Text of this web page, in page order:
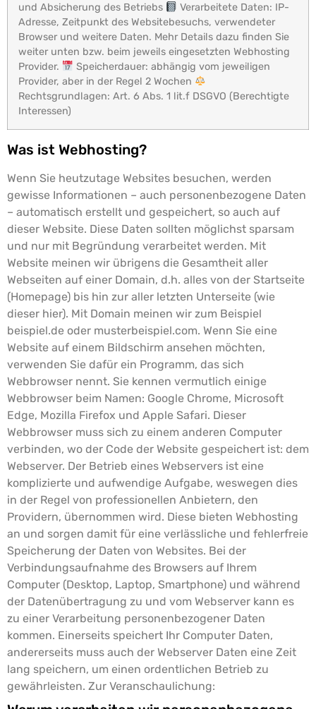
und Absicherung des Betriebs
Verarbeitete Daten: IP-
Adresse, Zeitpunkt des Websitebesuchs, verwendeter
Browser und weitere Daten. Mehr Details dazu finden Sie
weiter unten bzw. beim jeweils eingesetzten Webhosting
Provider.
Speicherdauer: abhängig vom jeweiligen
Provider, aber in der Regel 2 Wochen
Rechtsgrundlagen: Art. 6 Abs. 1 lit.f DSGVO (Berechtigte
Interessen)
Was ist Webhosting?
Wenn Sie heutzutage Websites besuchen, werden
gewisse Informationen – auch personenbezogene Daten
– automatisch erstellt und gespeichert, so auch auf
dieser Website. Diese Daten sollten möglichst sparsam
und nur mit Begründung verarbeitet werden. Mit
Website meinen wir übrigens die Gesamtheit aller
Webseiten auf einer Domain, d.h. alles von der Startseite
(Homepage) bis hin zur aller letzten Unterseite (wie
dieser hier). Mit Domain meinen wir zum Beispiel
beispiel.de oder musterbeispiel.com. Wenn Sie eine
Website auf einem Bildschirm ansehen möchten,
verwenden Sie dafür ein Programm, das sich
Webbrowser nennt. Sie kennen vermutlich einige
Webbrowser beim Namen: Google Chrome, Microsoft
Edge, Mozilla Firefox und Apple Safari. Dieser
Webbrowser muss sich zu einem anderen Computer
verbinden, wo der Code der Website gespeichert ist: dem
Webserver. Der Betrieb eines Webservers ist eine
komplizierte und aufwendige Aufgabe, weswegen dies
in der Regel von professionellen Anbietern, den
Providern, übernommen wird. Diese bieten Webhosting
an und sorgen damit für eine verlässliche und fehlerfreie
Speicherung der Daten von Websites. Bei der
Verbindungsaufnahme des Browsers auf Ihrem
Computer (Desktop, Laptop, Smartphone) und während
der Datenübertragung zu und vom Webserver kann es
zu einer Verarbeitung personenbezogener Daten
kommen. Einerseits speichert Ihr Computer Daten,
andererseits muss auch der Webserver Daten eine Zeit
lang speichern, um einen ordentlichen Betrieb zu
gewährleisten. Zur Veranschaulichung: